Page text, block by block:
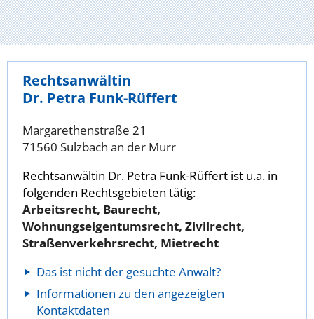
Rechtsanwältin
Dr. Petra Funk-Rüffert
Margarethenstraße 21
71560 Sulzbach an der Murr
Rechtsanwältin Dr. Petra Funk-Rüffert ist u.a. in
folgenden Rechtsgebieten tätig:
Arbeitsrecht, Baurecht,
Wohnungseigentumsrecht, Zivilrecht,
Straßenverkehrsrecht, Mietrecht
Das ist nicht der gesuchte Anwalt?
Informationen zu den angezeigten
Kontaktdaten